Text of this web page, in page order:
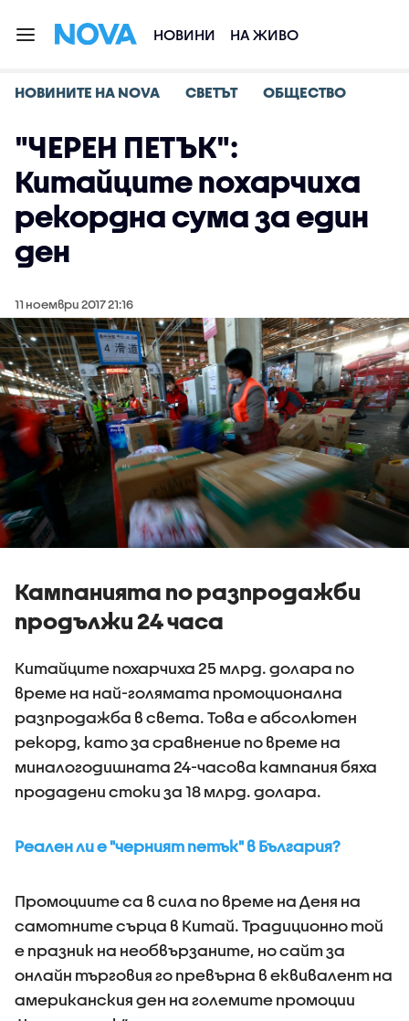
НОВИНИ НА ЖИВО
НОВИНИТЕ НА NOVA СВЕТЪТ ОБЩЕСТВО
"ЧЕРЕН ПЕТЪК":
Китайците похарчиха
рекордна сума за един
ден
11 ноември 2017 21:16
Кампанията по разпродажби
продължи 24 часа
Китайците похарчиха 25 млрд. долара по
време на най-голямата промоционална
разпродажба в света. Това е абсолютен
рекорд, като за сравнение по време на
миналогодишната 24-часова кампания бяха
продадени стоки за 18 млрд. долара.
Реален ли е "черният петък" в България?
Промоциите са в сила по време на Деня на
самотните сърца в Китай. Традиционно той
е празник на необвързаните, но сайт за
онлайн търговия го превърна в еквивалент на
американския ден на големите промоции